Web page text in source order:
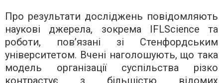
Про результати досліджень повідомляють
наукові джерела, зокрема IFLScience та
роботи, пов’язані зі Стенфордським
університетом. Вчені наголошують, що така
модель організації суспільства різко
контрастує з більшістю відомих